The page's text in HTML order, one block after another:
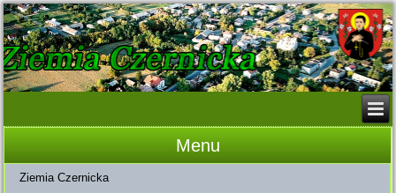
Menu
Ziemia Czernicka